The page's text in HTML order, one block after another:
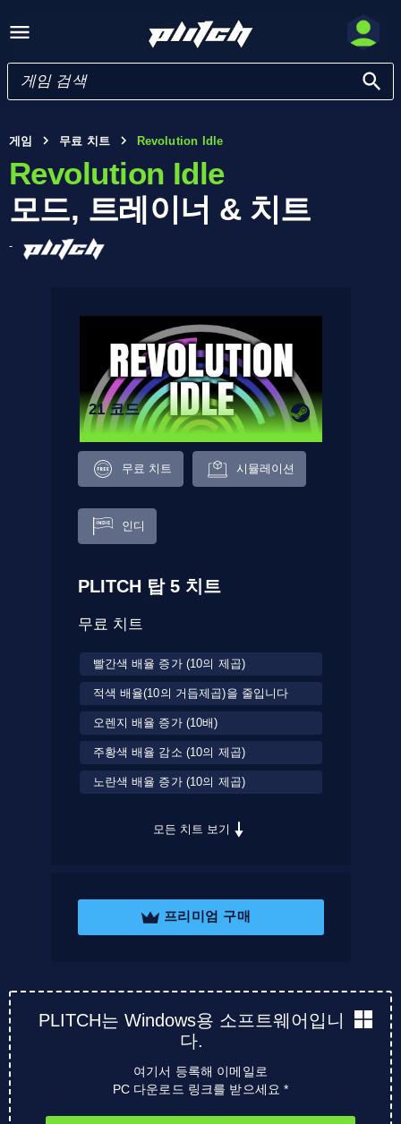
게임 무료 치트 Revolution Idle
Revolution Idle
모드, 트레이너 & 치트
-
21 코드
무료 치트 시뮬레이션
인디
PLITCH 탑 5 치트
무료 치트
빨간색 배율 증가 (10의 제곱)
적색 배율(10의 거듭제곱)을 줄입니다
오렌지 배율 증가 (10배)
주황색 배율 감소 (10의 제곱)
노란색 배율 증가 (10의 제곱)
모든 치트 보기
프리미엄 구매
PLITCH는 Windows용 소프트웨어입니
다.
여기서 등록해 이메일로
PC 다운로드 링크를 받으세요 *